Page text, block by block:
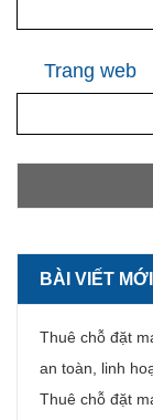
Trang web
BÀI VIẾT MỚI
Thuê chỗ đặt
an toàn, linh
Thuê chỗ đặt